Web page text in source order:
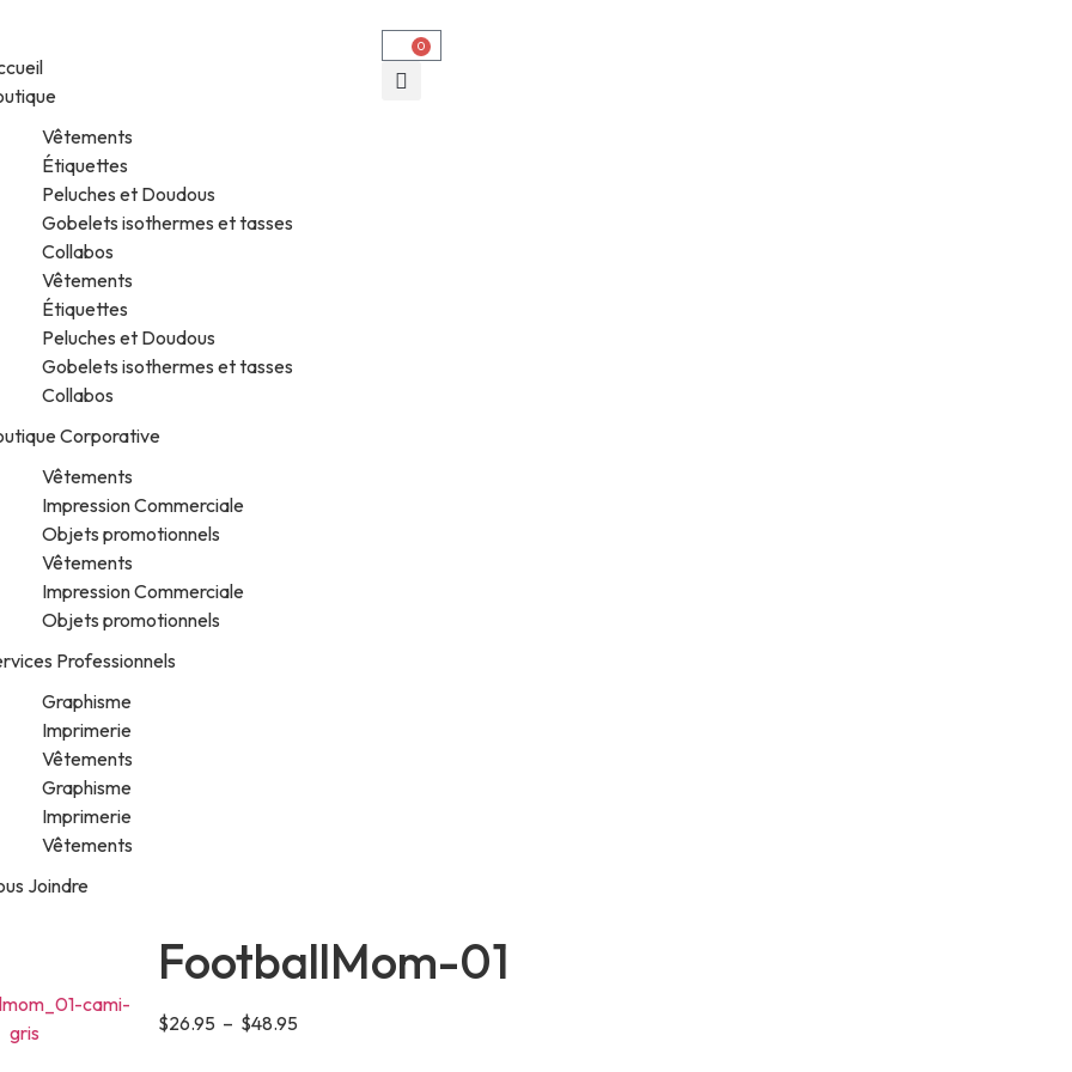
Vêtements
Étiquettes
Peluches et Doudous
Gobelets isothermes et tasses
Collabos
Vêtements
Étiquettes
Peluches et Doudous
Gobelets isothermes et tasses
Collabos
Corporative
Vêtements
Impression Commerciale
Objets promotionnels
Vêtements
Impression Commerciale
Objets promotionnels
Professionnels
Graphisme
Imprimerie
Vêtements
Graphisme
Imprimerie
Vêtements
Joindre
0
FootballMom-01
$26.95 – $48.95